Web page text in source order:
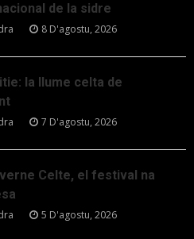
de la sidre
8 D'agostu, 2026
la llume celta de
7 D'agostu, 2026
Celte, el festival na
5 D'agostu, 2026